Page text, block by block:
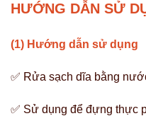
HƯỚNG DẪN SỬ
(1) Hướng dẫn sử dụng
✅ Rửa sạch dĩa bằng
✅ Sử dụng để đựng thực